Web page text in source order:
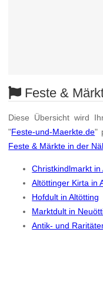
Feste &
Diese Übersicht wird
"Feste-und-Maerkte.de"
Feste & Märkte in der
Christkindlmarkt in
Altöttinger Kirta in
Hofdult in Altötting
Marktdult in
Antik- und